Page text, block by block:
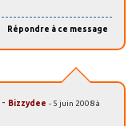
Répondre à ce message
- Bizzydee - 5 juin 2008 à